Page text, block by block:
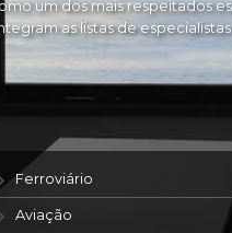
um dos mais respeitados
as listas de
Ferroviário
Aviação